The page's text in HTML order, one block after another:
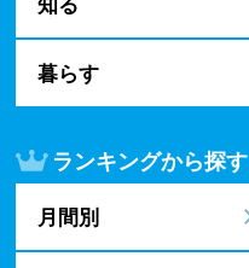
暮らす
ランキングから探す
月間別